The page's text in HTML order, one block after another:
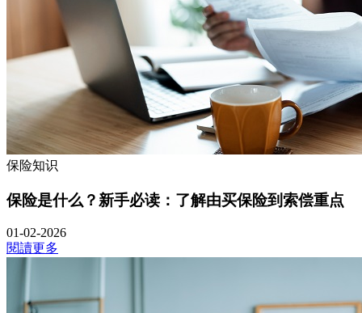
保险知识
保险是什么？新手必读：了解由买保险到索偿重点
01-02-2026
閱讀更多